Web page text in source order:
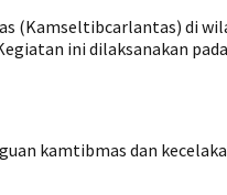
(Kamseltibcarlantas) di
ini dilaksanakan
kamtibmas dan